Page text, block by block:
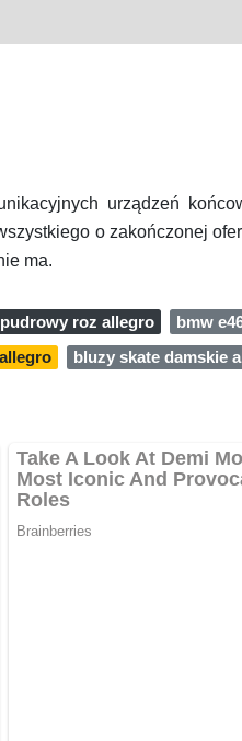
urządzeń
o zakończonej
ma.
roz allegro
bmw
bluzy skate damskie